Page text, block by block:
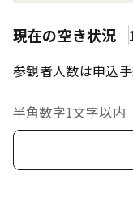
現在の空き状況
参観者人数は申込
半角数字1文字以内